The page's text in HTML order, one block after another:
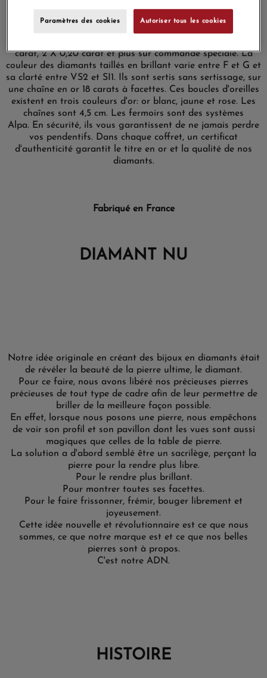
carat, 2 X 0,20 carat et plus sur commande spéciale.La
couleur des diamants taillés en brillant varie entre F et G et
sa clarté entre VS2 et SI1.
Ils sont sertis sans sertissage, sur
une chaîne en or 18 carats à facettes. Ces boucles d'oreilles
existent en trois couleurs d'or: or blanc, jaune et rose. Les
chaînes sont 4,5 cm. Les fermoirs sont des systèmes
Alpa. En sécurité, ils vous garantissent de ne jamais perdre
vos pendentifs. Dans chaque coffret, un certificat
d'authenticité garantit le titre en or et la qualité de nos
diamants.
Fabriqué en France
DIAMANT NU
Notre idée originale en créant des bijoux en diamants était
de révéler la beauté de la pierre ultime, le diamant.
Pour ce faire, nous avons libéré nos précieuses pierres
précieuses de tout type de cadre afin de leur permettre de
briller de la meilleure façon possible.
En effet, lorsque nous posons une pierre, nous empêchons
de voir son profil et son pavillon dont les vues sont aussi
magiques que celles de la table de pierre.
La solution a d'abord semblé être un sacrilège, perçant la
pierre pour la rendre plus libre.
Pour le rendre plus brillant.
Pour montrer toutes ses facettes.
Pour le faire frissonner, frémir, bouger librement et
joyeusement.
Cette idée nouvelle et révolutionnaire est ce que nous
sommes, ce que notre marque est et ce que nos belles
pierres sont à propos.
C'est notre ADN.
HISTOIRE
Paramètres des cookies Autoriser tous les cookies